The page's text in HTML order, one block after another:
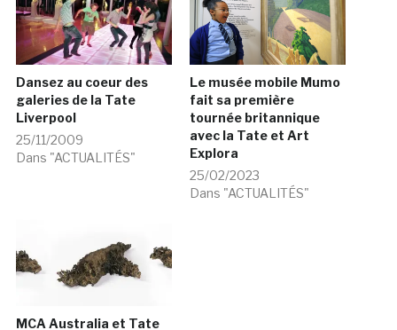
Dansez au coeur des
galeries de la Tate
Liverpool
25/11/2009
Dans "ACTUALITÉS"
Le musée mobile Mumo
fait sa première
tournée britannique
avec la Tate et Art
Explora
25/02/2023
Dans "ACTUALITÉS"
MCA Australia et Tate